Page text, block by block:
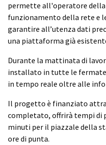
permette all'operatore della
funzionamento della rete e
garantire all’utenza dati
una piattaforma già
Durante la mattinata di
installato in tutte le
in tempo reale oltre alle
Il progetto è finanziato
completato, offrirà tempi di
minuti per il piazzale della
ore di punta.